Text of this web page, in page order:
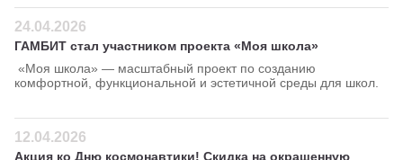
24.04.2026
ГАМБИТ стал участником проекта «Моя школа»
«Моя школа» — масштабный проект по созданию
комфортной, функциональной и эстетичной среды для школ.
12.04.2026
Акция ко Дню космонавтики! Скидка на окрашенную